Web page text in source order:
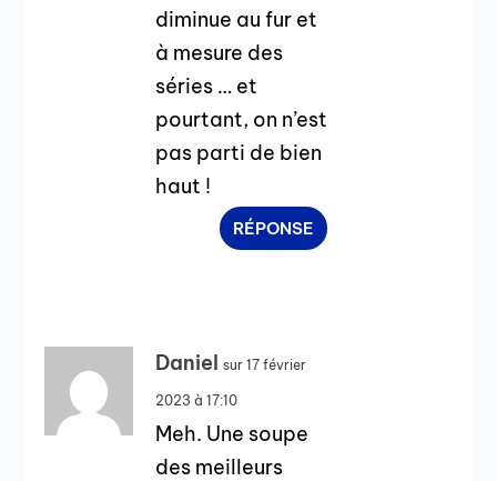
diminue au fur et
à mesure des
séries … et
pourtant, on n’est
pas parti de bien
haut !
RÉPONSE
Daniel sur 17 février
2023 à 17:10
Meh. Une soupe
des meilleurs